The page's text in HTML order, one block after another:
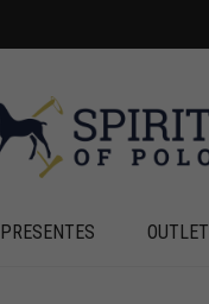
PRESENTES OUTLET